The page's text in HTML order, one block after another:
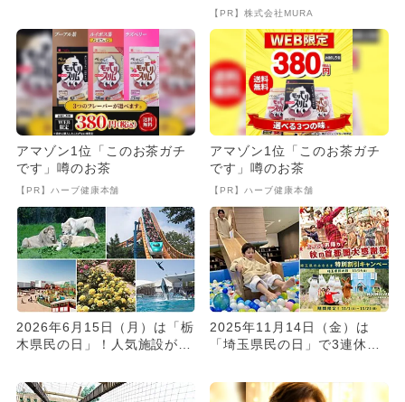
致』する方法
【PR】株式会社MURA
アマゾン1位「このお茶ガチ
です」噂のお茶
【PR】ハーブ健康本舗
アマゾン1位「このお茶ガチ
です」噂のお茶
【PR】ハーブ健康本舗
2026年6月15日（月）は「栃
木県民の日」！人気施設が無
2025年11月14日（金）は
「埼玉県民の日」で3連休